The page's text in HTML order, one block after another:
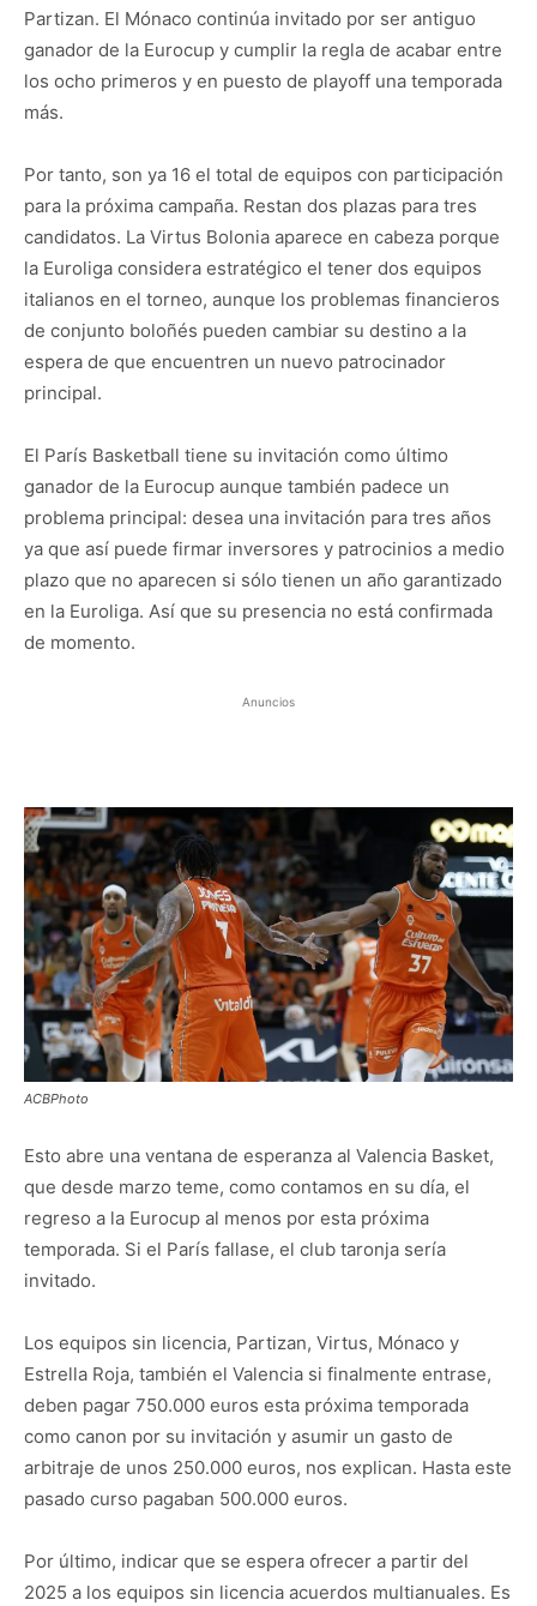
Partizan. El Mónaco continúa invitado por ser antiguo
ganador de la Eurocup y cumplir la regla de acabar entre
los ocho primeros y en puesto de playoff una temporada
más.
Por tanto, son ya 16 el total de equipos con participación
para la próxima campaña. Restan dos plazas para tres
candidatos. La Virtus Bolonia aparece en cabeza porque
la Euroliga considera estratégico el tener dos equipos
italianos en el torneo, aunque los problemas financieros
de conjunto boloñés pueden cambiar su destino a la
espera de que encuentren un nuevo patrocinador
principal.
El París Basketball tiene su invitación como último
ganador de la Eurocup aunque también padece un
problema principal: desea una invitación para tres años
ya que así puede firmar inversores y patrocinios a medio
plazo que no aparecen si sólo tienen un año garantizado
en la Euroliga. Así que su presencia no está confirmada
de momento.
Anuncios
ACBPhoto
Esto abre una ventana de esperanza al Valencia Basket,
que desde marzo teme, como contamos en su día, el
regreso a la Eurocup al menos por esta próxima
temporada. Si el París fallase, el club taronja sería
invitado.
Los equipos sin licencia, Partizan, Virtus, Mónaco y
Estrella Roja, también el Valencia si finalmente entrase,
deben pagar 750.000 euros esta próxima temporada
como canon por su invitación y asumir un gasto de
arbitraje de unos 250.000 euros, nos explican. Hasta este
pasado curso pagaban 500.000 euros.
Por último, indicar que se espera ofrecer a partir del
2025 a los equipos sin licencia acuerdos multianuales. Es